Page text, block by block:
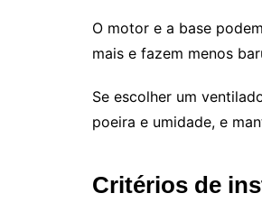
O motor e a base
mais e fazem menos
Se escolher um
poeira e umidade, e
Critérios de